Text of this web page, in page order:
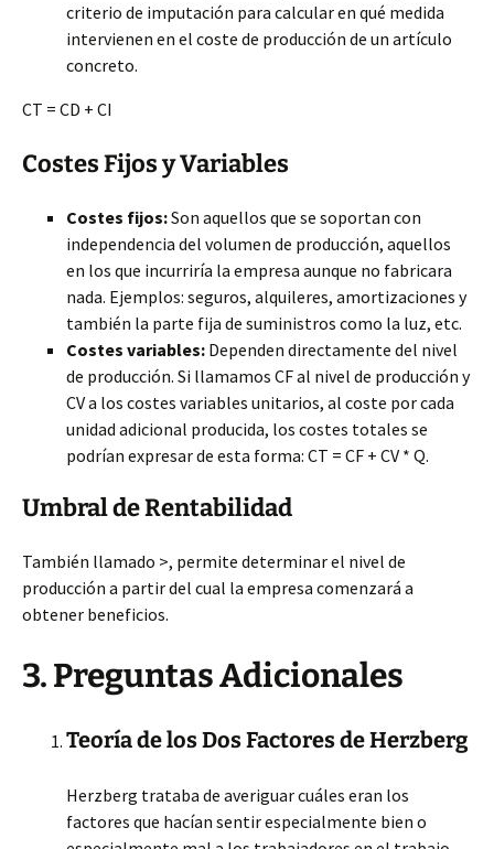
criterio de imputación para calcular en qué medida
intervienen en el coste de producción de un artículo
concreto.
CT = CD + CI
Costes Fijos y Variables
Costes fijos:Son aquellos que se soportan con
independencia del volumen de producción, aquellos
en los que incurriría la empresa aunque no fabricara
nada. Ejemplos: seguros, alquileres, amortizaciones y
también la parte fija de suministros como la luz, etc.
Costes variables: Dependen directamente del nivel
de producción. Si llamamos CF al nivel de producción y
CV a los costes variables unitarios, al coste por cada
unidad adicional producida, los costes totales se
podrían expresar de esta forma: CT = CF + CV * Q.
Umbral de Rentabilidad
También llamado >, permite determinar el nivel de
producción a partir del cual la empresa comenzará a
obtener beneficios.
3. Preguntas Adicionales
Teoría de los Dos Factores de Herzberg
Herzberg trataba de averiguar cuáles eran los
factores que hacían sentir especialmente bien o